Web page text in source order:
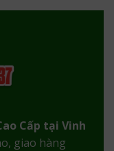
Cấp tại Vinh
giao hàng